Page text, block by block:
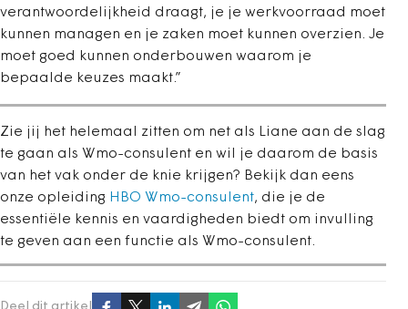
verantwoordelijkheid draagt, je je werkvoorraad moet
kunnen managen en je zaken moet kunnen overzien. Je
moet goed kunnen onderbouwen waarom je
bepaalde keuzes maakt.”
Zie jij het helemaal zitten om net als Liane aan de slag
te gaan als Wmo-consulent en wil je daarom de basis
van het vak onder de knie krijgen? Bekijk dan eens
onze opleiding HBO Wmo-consulent, die je de
essentiële kennis en vaardigheden biedt om invulling
te geven aan een functie als Wmo-consulent.
Deel dit artikel